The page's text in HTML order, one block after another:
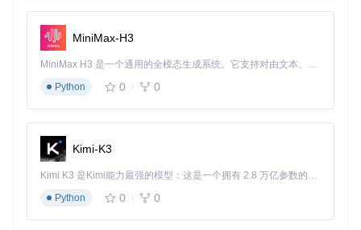
常见误区：
错误：使用Python 3.6及以下版本导致依赖安装失败
解决：通过
python --version
使用命令行模式提取抖音内容
基础提取命令格式：
python TikTokTool.py -u
批量提取操作流程：
创建链接文件（每行一个链接）：links.txt
MiniMax-H3
MiniMax H3 是一个通用的全模态生成系统。它支持对由文本、图像、视频和音频组成的多模态上下文进行统一理解，并能生成分辨率高达 2K、时长可达 15 秒的带原生立体声音频的视频。得益于面向任务泛化的系统设计，H3 在预训练阶段就已具备广泛的多模态上下文理解与生成能力，能够出色地执行复杂的多模态指令。
Python
0 0
Kimi-K3
Kimi K3 是Kimi能力最强的模型：这是一个拥有 2.8 万亿参数的混合专家（MoE）模型，具备原生视觉理解能力，并支持 100 万 token 的上下文窗口。
Python
0 0